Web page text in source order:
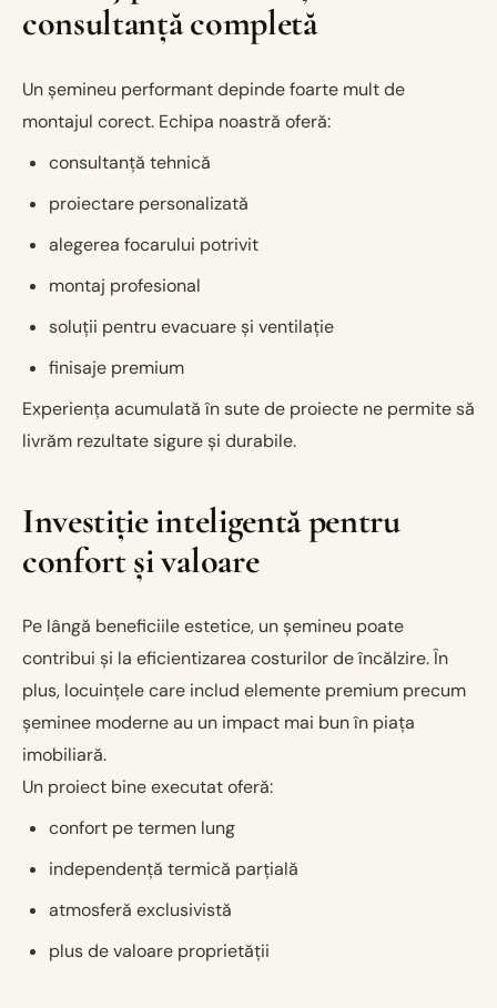
consultanță completă
Un șemineu performant depinde foarte mult de
montajul corect. Echipa noastră oferă:
consultanță tehnică
proiectare personalizată
alegerea focarului potrivit
montaj profesional
soluții pentru evacuare și ventilație
finisaje premium
Experiența acumulată în sute de proiecte ne permite să
livrăm rezultate sigure și durabile.
Investiție inteligentă pentru
confort și valoare
Pe lângă beneficiile estetice, un șemineu poate
contribui și la eficientizarea costurilor de încălzire. În
plus, locuințele care includ elemente premium precum
șeminee moderne au un impact mai bun în piața
imobiliară.
Un proiect bine executat oferă:
confort pe termen lung
independență termică parțială
atmosferă exclusivistă
plus de valoare proprietății